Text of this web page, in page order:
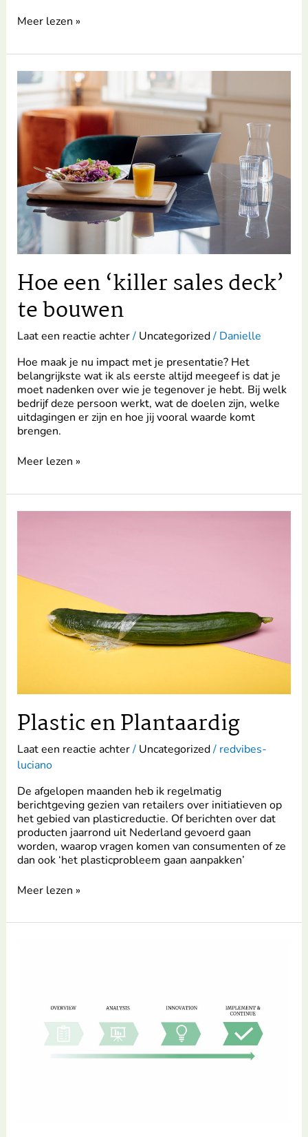
Meer lezen »
Hoe een ‘killer sales deck’
te bouwen
Laat een reactie achter/ Uncategorized/ Danielle
Hoe maak je nu impact met je presentatie? Het
belangrijkste wat ik als eerste altijd meegeef is dat je
moet nadenken over wie je tegenover je hebt. Bij welk
bedrijf deze persoon werkt, wat de doelen zijn, welke
uitdagingen er zijn en hoe jij vooral waarde komt
brengen.
Hoe
een
‘killer
sales
deck’
te
Meer lezen »
Plastic en Plantaardig
Laat een reactie achter/ Uncategorized/ redvibes-
luciano
De afgelopen maanden heb ik regelmatig
berichtgeving gezien van retailers over initiatieven op
het gebied van plasticreductie. Of berichten over dat
producten jaarrond uit Nederland gevoerd gaan
worden, waarop vragen komen van consumenten of ze
dan ook ‘het plasticprobleem gaan aanpakken’
Meer lezen »
assortiment